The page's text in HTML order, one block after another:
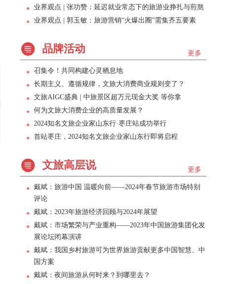
业界观点 | 张功赞：延迟就业常态下的旅游业挣扎与煎熬
业界观点 | 郭玉敏：旅游营销“火爆出圈”需集齐五要素
更多
品牌活动
召集令！共同构建心灵栖息地
长期主义、遵循规律，文旅大消费商业规则变了？
文旅AIGC盛典 | 中旅景区超万元现金大奖 等你拿
何为文旅大消费企业的高质量发展？
2024知名文旅企业家山东行·枣庄站成功举行
首站枣庄，2024知名文旅企业家山东行即将启程
更多
文旅高层说
戴斌：旅游中国 温暖向前——2024年春节旅游市场特别
评论
戴斌：2023年旅游经济回顾与2024年展望
戴斌：市场繁荣与产业重构——2023年中国旅游集团化发
展论坛闭幕演讲
戴斌：我国乡村旅游可为世界旅游贡献更多中国智慧、中
国方案
戴斌：夜间旅游从何时来？到哪里去？